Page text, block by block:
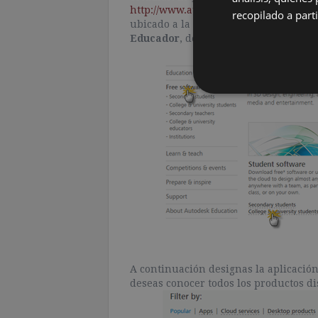
http://www.autodesk.com/education/
ubicado a la izquierda de la
Educador, de
A continuación designas la
deseas conocer todos los productos
recopilado a